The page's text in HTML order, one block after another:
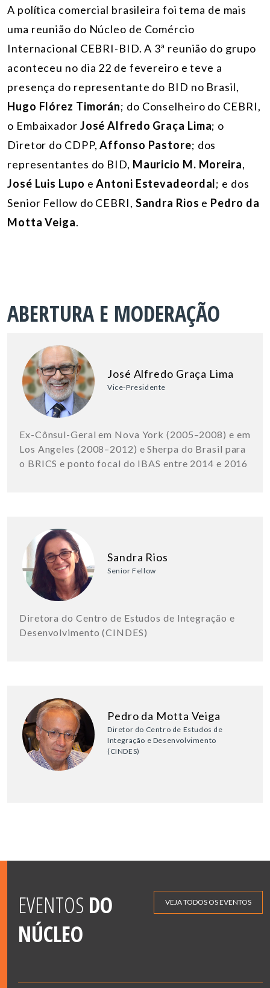
A política comercial brasileira foi tema de mais
uma reunião do Núcleo de Comércio
Internacional CEBRI-BID. A 3ª reunião do grupo
aconteceu no dia 22 de fevereiro e teve a
presença do representante do BID no Brasil,
Hugo Flórez Timorán; do Conselheiro do CEBRI,
o Embaixador José Alfredo Graça Lima; o
Diretor do CDPP,Affonso Pastore; dos
representantes do BID, Mauricio M. Moreira,
José Luis Lupo eAntoni Estevadeordal; e dos
Senior Fellow do CEBRI, Sandra Rios e Pedro da
Motta Veiga.
ABERTURA E MODERAÇÃO
José Alfredo Graça Lima
Vice-Presidente
Ex-Cônsul-Geral em Nova York (2005–2008) e em
Los Angeles (2008–2012) e Sherpa do Brasil para
o BRICS e ponto focal do IBAS entre 2014 e 2016
Sandra Rios
Senior Fellow
Diretora do Centro de Estudos de Integração e
Desenvolvimento (CINDES)
Pedro da Motta Veiga
Diretor do Centro de Estudos de
Integração e Desenvolvimento
(CINDES)
EVENTOS DO
NÚCLEO
VEJA TODOS OS EVENTOS